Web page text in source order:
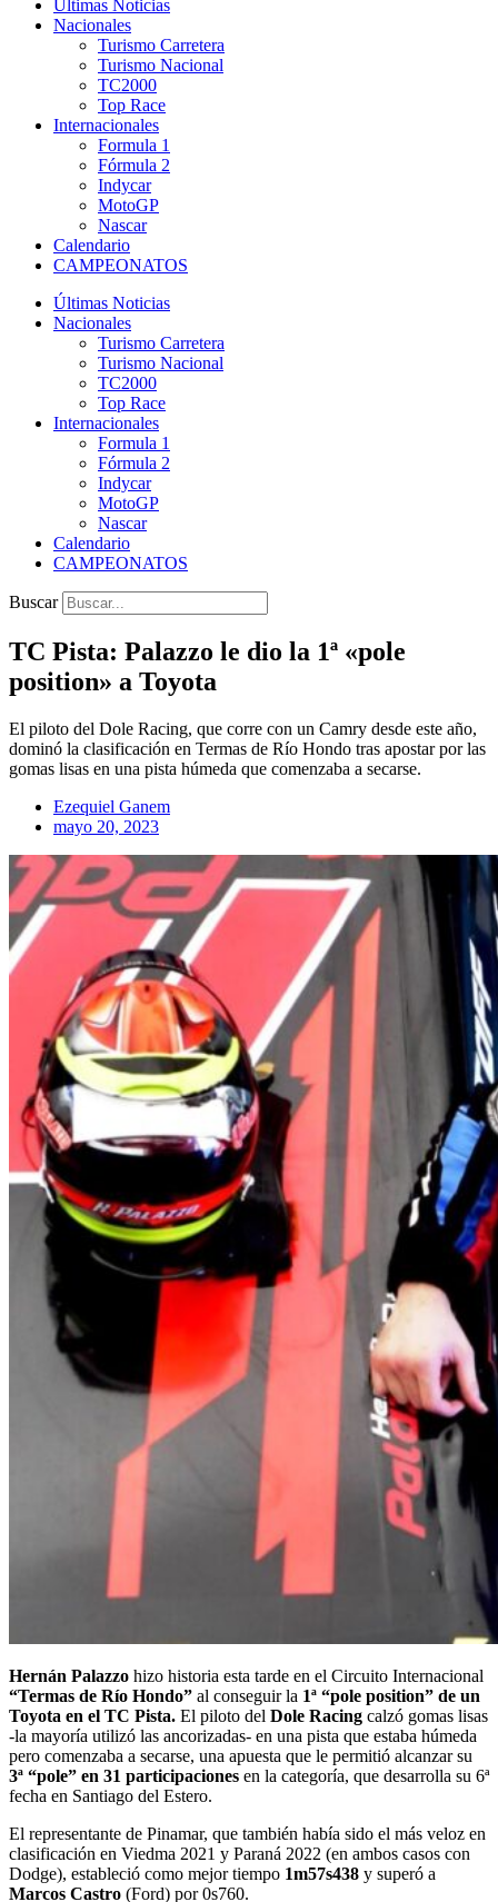
Últimas Noticias
Nacionales
Turismo Carretera
Turismo Nacional
TC2000
Top Race
Internacionales
Formula 1
Fórmula 2
Indycar
MotoGP
Nascar
Calendario
CAMPEONATOS
Últimas Noticias
Nacionales
Turismo Carretera
Turismo Nacional
TC2000
Top Race
Internacionales
Formula 1
Fórmula 2
Indycar
MotoGP
Nascar
Calendario
CAMPEONATOS
Buscar
TC Pista: Palazzo le dio la 1ª «pole
position» a Toyota
El piloto del Dole Racing, que corre con un Camry desde este año,
dominó la clasificación en Termas de Río Hondo tras apostar por las
gomas lisas en una pista húmeda que comenzaba a secarse.
Ezequiel Ganem
mayo 20, 2023
Hernán Palazzo hizo historia esta tarde en el Circuito Internacional
“Termas de Río Hondo” al conseguir la 1ª “pole position” de un
Toyota en el TC Pista. El piloto del Dole Racing calzó gomas lisas
-la mayoría utilizó las ancorizadas- en una pista que estaba húmeda
pero comenzaba a secarse, una apuesta que le permitió alcanzar su
3ª “pole” en 31 participaciones en la categoría, que desarrolla su 6ª
fecha en Santiago del Estero.
El representante de Pinamar, que también había sido el más veloz en
clasificación en Viedma 2021 y Paraná 2022 (en ambos casos con
Dodge), estableció como mejor tiempo 1m57s438 y superó a
Marcos Castro (Ford) por 0s760.